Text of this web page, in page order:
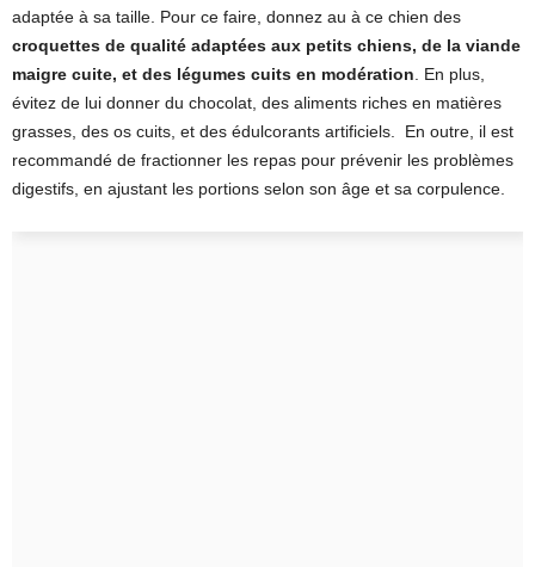
adaptée à sa taille. Pour ce faire, donnez au à ce chien des
croquettes de qualité adaptées aux petits chiens, de la viande
maigre cuite, et des légumes cuits en modération . En plus,
évitez de lui donner du chocolat, des aliments riches en matières
grasses, des os cuits, et des édulcorants artificiels. En outre, il est
recommandé de fractionner les repas pour prévenir les problèmes
digestifs, en ajustant les portions selon son âge et sa corpulence.